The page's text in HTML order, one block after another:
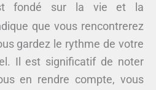
fondé sur la vie et la
que vous rencontrerez
gardez le rythme de votre
Il est significatif de noter
en rendre compte, vous